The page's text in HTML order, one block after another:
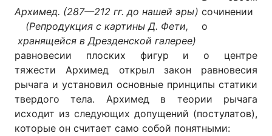
Архимед. (287—212 гг. до нашей эры)
(Репродукция с картины Д. Фети,
хранящейся в Дрезденской галерее)
сочинении
о
равновесии плоских фигур и о центре
тяжести Архимед открыл закон равновесия
рычага и установил основные принципы статики
твердого тела. Архимед в теории рычага
исходит из следующих допущений (постулатов),
которые он считает само собой понятными: